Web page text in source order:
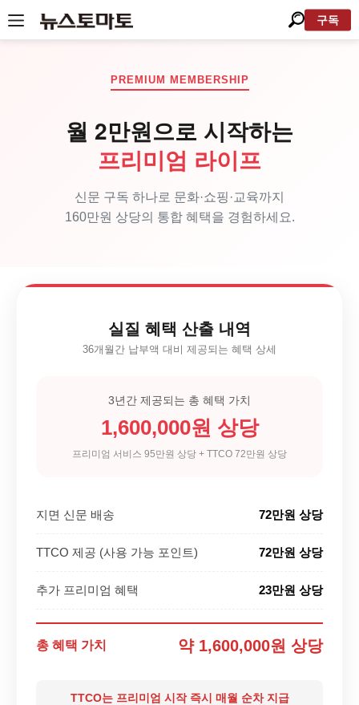
구독
PREMIUM MEMBERSHIP
월 2만원으로 시작하는
프리미엄 라이프
신문 구독 하나로 문화·쇼핑·교육까지
160만원 상당의 통합 혜택을 경험하세요.
실질 혜택 산출 내역
36개월간 납부액 대비 제공되는 혜택 상세
3년간 제공되는 총 혜택 가치
1,600,000원 상당
프리미엄 서비스 95만원 상당 + TTCO 72만원 상당
지면 신문 배송 72만원 상당
TTCO 제공 (사용 가능 포인트) 72만원 상당
추가 프리미엄 혜택 23만원 상당
총 혜택 가치 약 1,600,000원 상당
TTCO는 프리미엄 시작 즉시 매월 순차 지급